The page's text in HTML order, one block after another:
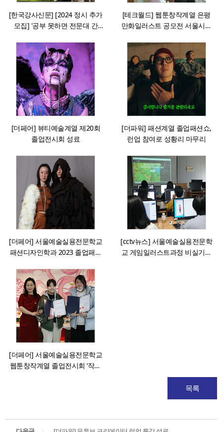
[한국강사신문] [2024 정시 추가
모집] '공부 못하면 전문대 간
수험생 몰린다.
[테크월드] 웹툰창작계열 은평
만화일러스트 공모전 서울시장
[더페어] 뷰티예술계열 제20회
졸업전시회 성료
[더파워] 패션계열 졸업패션쇼,
런업 참여로 성황리 마무리
[더페어] 서울예술실용전문학교
패션디자인학과 2023 졸업패션
[cctv뉴스] 서울예술실용전문학
교 게임일러스트과정 비실기전
[더페어] 서울예술실용전문학교
웹툰창작계열 졸업전시회 ‘작약’
목록